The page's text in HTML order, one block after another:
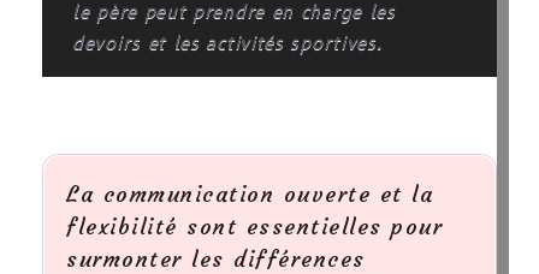
le père peut prendre en charge les
devoirs et les activités sportives.
La communication ouverte et la
flexibilité sont essentielles pour
surmonter les différences